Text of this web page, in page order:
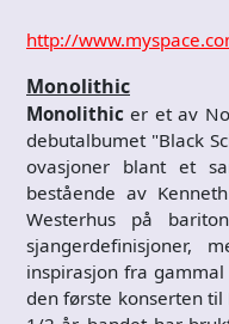
http://
Monolithic
Monolithicer et av
debutalbumet "Black
ovasjoner blant et
bestående av
Westerhus på
sjangerdefinisjoner,
inspirasjon fra
den første konserten